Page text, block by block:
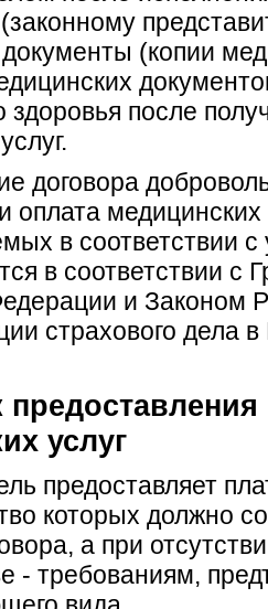
(копии
здоровья после
договора
оплата медицинских
в соответствии
в соответствии с
и Законом
страхового дела
услуг
предоставляет
которых должно
а при
- требованиям,